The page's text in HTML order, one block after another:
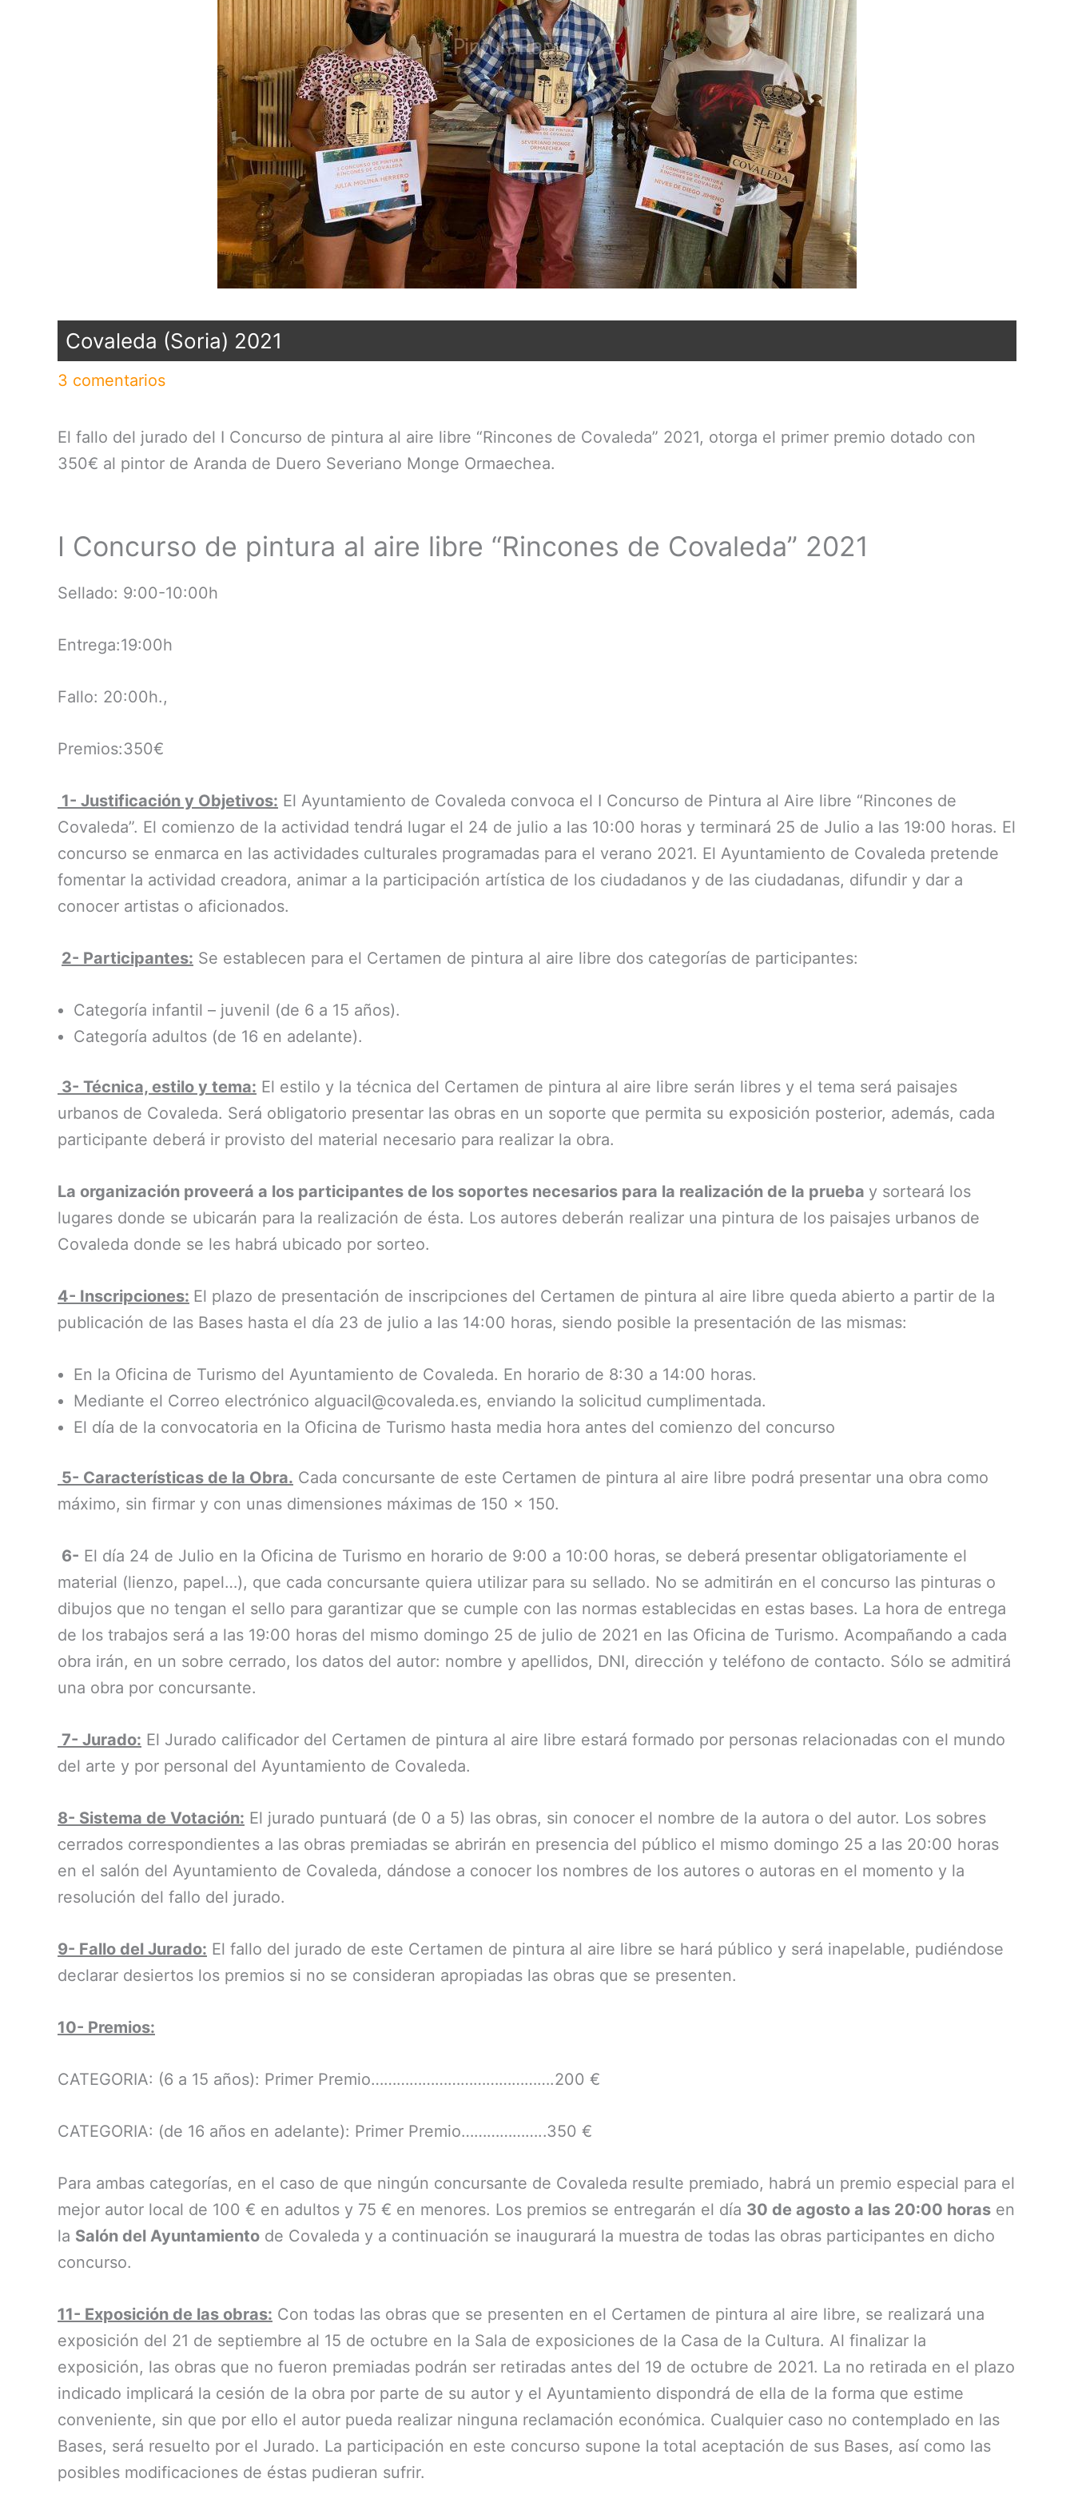
Covaleda (Soria) 2021
3 comentarios
El fallo del jurado del I Concurso de pintura al aire libre “Rincones de Covaleda” 2021, otorga el primer premio dotado con
350€ al pintor de Aranda de Duero Severiano Monge Ormaechea.
I Concurso de pintura al aire libre “Rincones de Covaleda” 2021
Sellado: 9:00-10:00h
Entrega:19:00h
Fallo: 20:00h.,
Premios:350€
1- Justificación y Objetivos: El Ayuntamiento de Covaleda convoca el I Concurso de Pintura al Aire libre “Rincones de
Covaleda”. El comienzo de la actividad tendrá lugar el 24 de julio a las 10:00 horas y terminará 25 de Julio a las 19:00 horas. El
concurso se enmarca en las actividades culturales programadas para el verano 2021. El Ayuntamiento de Covaleda pretende
fomentar la actividad creadora, animar a la participación artística de los ciudadanos y de las ciudadanas, difundir y dar a
conocer artistas o aficionados.
2- Participantes: Se establecen para el Certamen de pintura al aire libre dos categorías de participantes:
Categoría infantil – juvenil (de 6 a 15 años).
Categoría adultos (de 16 en adelante).
3- Técnica, estilo y tema: El estilo y la técnica del Certamen de pintura al aire libre serán libres y el tema será paisajes
urbanos de Covaleda. Será obligatorio presentar las obras en un soporte que permita su exposición posterior, además, cada
participante deberá ir provisto del material necesario para realizar la obra.
La organización proveerá a los participantes de los soportes necesarios para la realización de la prueba y sorteará los
lugares donde se ubicarán para la realización de ésta. Los autores deberán realizar una pintura de los paisajes urbanos de
Covaleda donde se les habrá ubicado por sorteo.
4- Inscripciones: El plazo de presentación de inscripciones del Certamen de pintura al aire libre queda abierto a partir de la
publicación de las Bases hasta el día 23 de julio a las 14:00 horas, siendo posible la presentación de las mismas:
En la Oficina de Turismo del Ayuntamiento de Covaleda. En horario de 8:30 a 14:00 horas.
Mediante el Correo electrónico alguacil@covaleda.es, enviando la solicitud cumplimentada.
El día de la convocatoria en la Oficina de Turismo hasta media hora antes del comienzo del concurso
5- Características de la Obra. Cada concursante de este Certamen de pintura al aire libre podrá presentar una obra como
máximo, sin firmar y con unas dimensiones máximas de 150 x 150.
6- El día 24 de Julio en la Oficina de Turismo en horario de 9:00 a 10:00 horas, se deberá presentar obligatoriamente el
material (lienzo, papel…), que cada concursante quiera utilizar para su sellado. No se admitirán en el concurso las pinturas o
dibujos que no tengan el sello para garantizar que se cumple con las normas establecidas en estas bases. La hora de entrega
de los trabajos será a las 19:00 horas del mismo domingo 25 de julio de 2021 en las Oficina de Turismo. Acompañando a cada
obra irán, en un sobre cerrado, los datos del autor: nombre y apellidos, DNI, dirección y teléfono de contacto. Sólo se admitirá
una obra por concursante.
7- Jurado: El Jurado calificador del Certamen de pintura al aire libre estará formado por personas relacionadas con el mundo
del arte y por personal del Ayuntamiento de Covaleda.
8- Sistema de Votación: El jurado puntuará (de 0 a 5) las obras, sin conocer el nombre de la autora o del autor. Los sobres
cerrados correspondientes a las obras premiadas se abrirán en presencia del público el mismo domingo 25 a las 20:00 horas
en el salón del Ayuntamiento de Covaleda, dándose a conocer los nombres de los autores o autoras en el momento y la
resolución del fallo del jurado.
9- Fallo del Jurado: El fallo del jurado de este Certamen de pintura al aire libre se hará público y será inapelable, pudiéndose
declarar desiertos los premios si no se consideran apropiadas las obras que se presenten.
10- Premios:
CATEGORIA: (6 a 15 años): Primer Premio…………………………………….200 €
CATEGORIA: (de 16 años en adelante): Primer Premio………………..350 €
Para ambas categorías, en el caso de que ningún concursante de Covaleda resulte premiado, habrá un premio especial para el
mejor autor local de 100 € en adultos y 75 € en menores. Los premios se entregarán el día 30 de agosto a las 20:00 horas en
la Salón del Ayuntamiento de Covaleda y a continuación se inaugurará la muestra de todas las obras participantes en dicho
concurso.
11- Exposición de las obras: Con todas las obras que se presenten en el Certamen de pintura al aire libre, se realizará una
exposición del 21 de septiembre al 15 de octubre en la Sala de exposiciones de la Casa de la Cultura. Al finalizar la
exposición, las obras que no fueron premiadas podrán ser retiradas antes del 19 de octubre de 2021. La no retirada en el plazo
indicado implicará la cesión de la obra por parte de su autor y el Ayuntamiento dispondrá de ella de la forma que estime
conveniente, sin que por ello el autor pueda realizar ninguna reclamación económica. Cualquier caso no contemplado en las
Bases, será resuelto por el Jurado. La participación en este concurso supone la total aceptación de sus Bases, así como las
posibles modificaciones de éstas pudieran sufrir.